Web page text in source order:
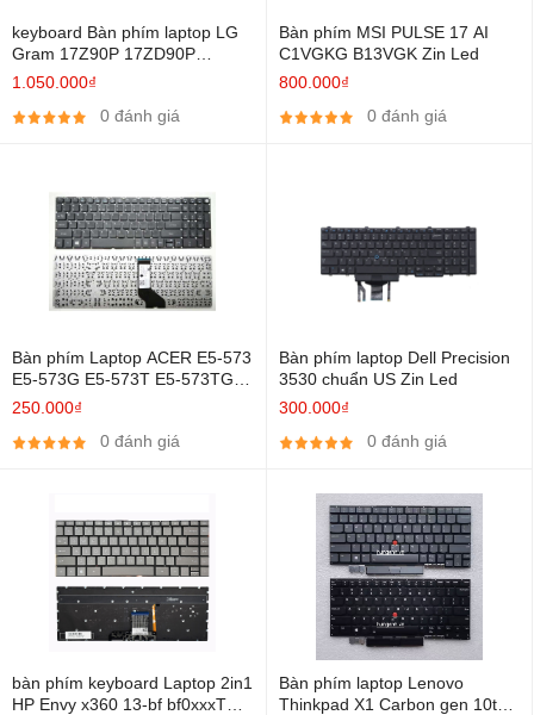
keyboard Bàn phím laptop LG
Gram 17Z90P 17ZD90P
17Z90Q 17ZD90Q Zin Led
1.050.000₫
0 đánh giá
Bàn phím MSI PULSE 17 AI
C1VGKG B13VGK Zin Led
800.000₫
0 đánh giá
Bàn phím Laptop ACER E5-573
E5-573G E5-573T E5-573TG
E5-722
250.000₫
0 đánh giá
Bàn phím laptop Dell Precision
3530 chuẩn US Zin Led
300.000₫
0 đánh giá
bàn phím keyboard Laptop 2in1
HP Envy x360 13-bf bf0xxxTU
Bàn phím laptop Lenovo
Thinkpad X1 Carbon gen 10th